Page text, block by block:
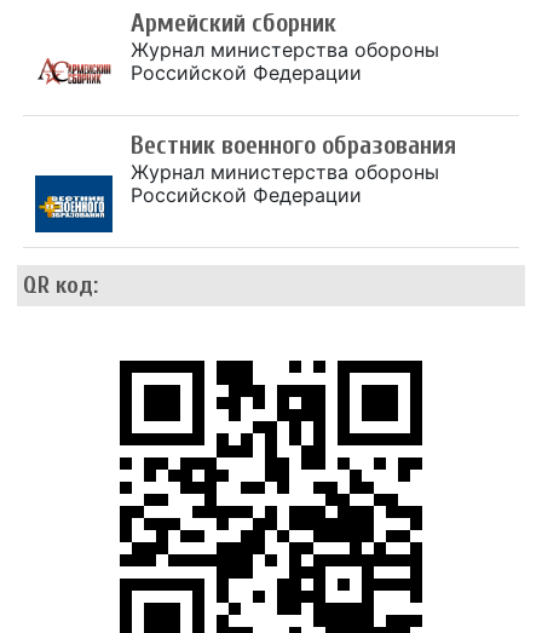
Армейский сборник
Журнал министерства обороны
Российской Федерации
Вестник военного образования
Журнал министерства обороны
Российской Федерации
QR код: